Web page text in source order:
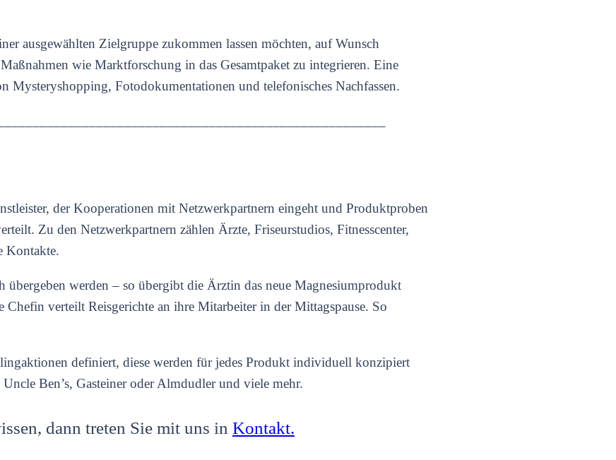
ausgewählten Zielgruppe zukommen lassen möchten, auf Wunsch
wie Marktforschung in das Gesamtpaket zu integrieren. Eine
Mysteryshopping, Fotodokumentationen und telefonisches Nachfassen.
der Kooperationen mit Netzwerkpartnern eingeht und Produktproben
Zu den Netzwerkpartnern zählen Ärzte, Friseurstudios, Fitnesscenter,
Kontakte.
werden – so übergibt die Ärztin das neue Magnesiumprodukt
verteilt Reisgerichte an ihre Mitarbeiter in der Mittagspause. So
definiert, diese werden für jedes Produkt individuell konzipiert
Ben’s, Gasteiner oder Almdudler und viele mehr.
dann treten Sie mit uns in Kontakt.